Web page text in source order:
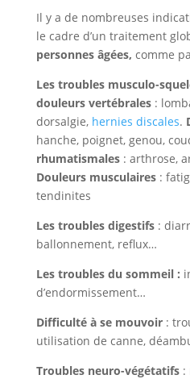
Il y a de nombreuses
le cadre d’un traitement
personnes âgées, comme
Les troubles musculo-
douleurs vertébrales:
dorsalgie, hernies discales.
hanche, poignet, genou,
rhumatismales: arthrose,
Douleurs musculaires:
tendinites
Les troubles digestifs:
ballonnement, reflux…
Les troubles du sommeil :
d’endormissement…
Difficulté à se mouvoir:
utilisation de canne,
Troubles neuro-végétatifs: